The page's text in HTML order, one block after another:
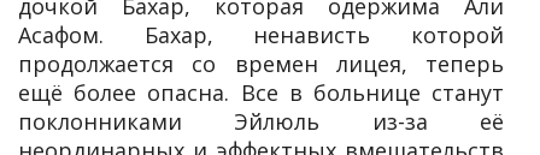
дочкой Бахар, которая одержима Али
Асафом. Бахар, ненависть которой
продолжается со времен лицея, теперь
ещё более опасна. Все в больнице станут
поклонниками Эйлюль из-за её